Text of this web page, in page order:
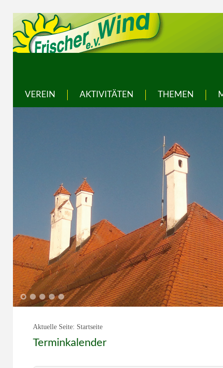
VEREIN AKTIVITÄTEN THEMEN
1 2 3 4 5
Aktuelle Seite: Startseite
Terminkalender